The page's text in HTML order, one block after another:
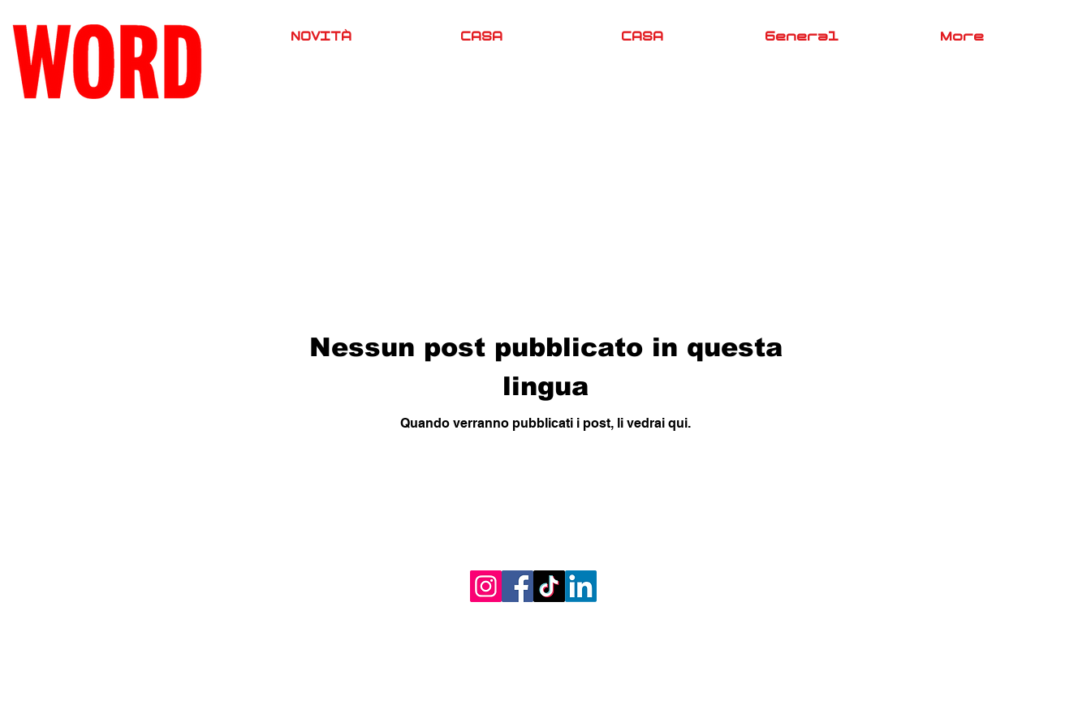
NOVITÀ CASA CASA General More
Nessun post pubblicato in questa
lingua
Quando verranno pubblicati i post, li vedrai qui.